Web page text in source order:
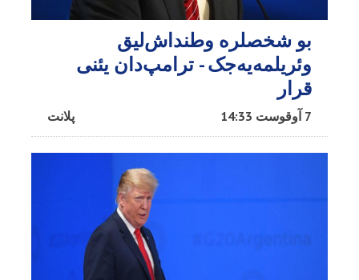
بو شخصلره وطنداش‌لیق
وئریلمه‌یه‌جک - ترامپ‌دان یئنی
قرار
پلانت 7 آوقوست 14:33